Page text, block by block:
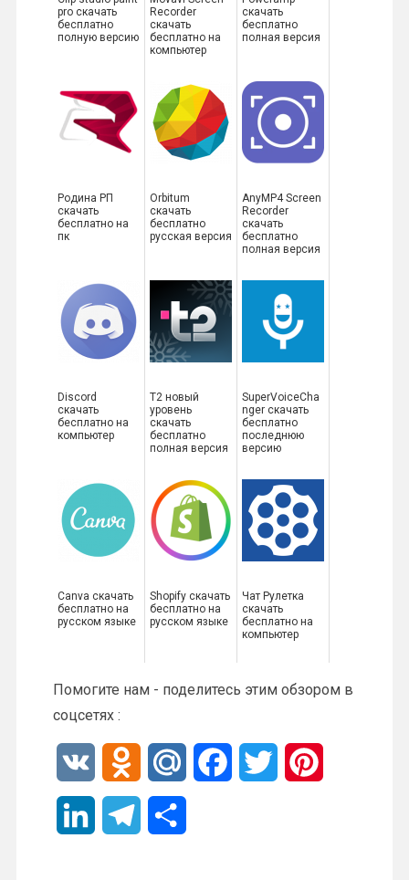
pro скачать
бесплатно
полную версию
Recorder
скачать
бесплатно на
компьютер
скачать
бесплатно
полная версия
Родина РП
скачать
бесплатно на
пк
Orbitum
скачать
бесплатно
русская версия
AnyMP4 Screen
Recorder
скачать
бесплатно
полная версия
Discord
скачать
бесплатно на
компьютер
T2 новый
уровень
скачать
бесплатно
полная версия
SuperVoiceCha
nger скачать
бесплатно
последнюю
версию
Canva скачать
бесплатно на
русском языке
Shopify скачать
бесплатно на
русском языке
Чат Рулетка
скачать
бесплатно на
компьютер
Помогите нам - поделитесь этим обзором в
соцсетях :
K d
M
a